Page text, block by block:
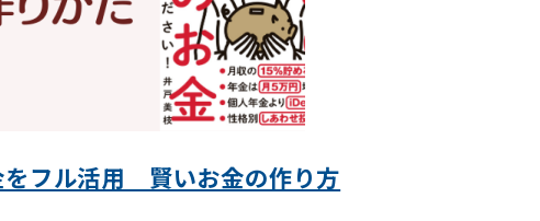
をフル活用 賢いお金の作り方